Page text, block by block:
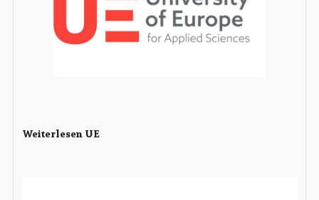
Weiterlesen UE